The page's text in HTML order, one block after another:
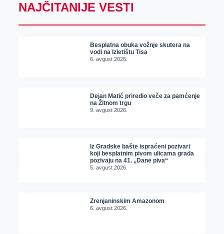
NAJČITANIJE VESTI
Besplatna obuka vožnje skutera na
vodi na Izletištu Tisa
6. avgust 2026.
Dejan Matić priredio veče za pamćenje
na Žitnom trgu
9. avgust 2026.
Iz Gradske bašte ispraćeni pozivari
koji besplatnim pivom ulicama grada
pozivaju na 41. „Dane piva“
5. avgust 2026.
Zrenjaninskim Amazonom
6. avgust 2026.